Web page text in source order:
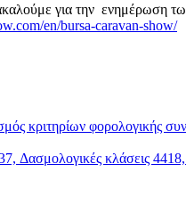
για την ενημέρωση
en/bursa-caravan-show/
κριτηρίων φορολογικής
Δασμολογικές κλάσεις